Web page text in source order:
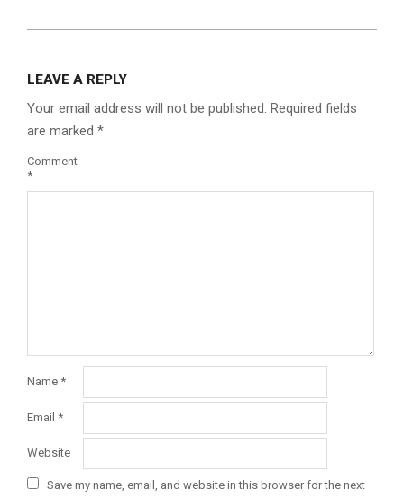
LEAVE A REPLY
Your email address will not be published. Required fields
are marked *
Comment
*
Name *
Email *
Website
Save my name, email, and website in this browser for the next